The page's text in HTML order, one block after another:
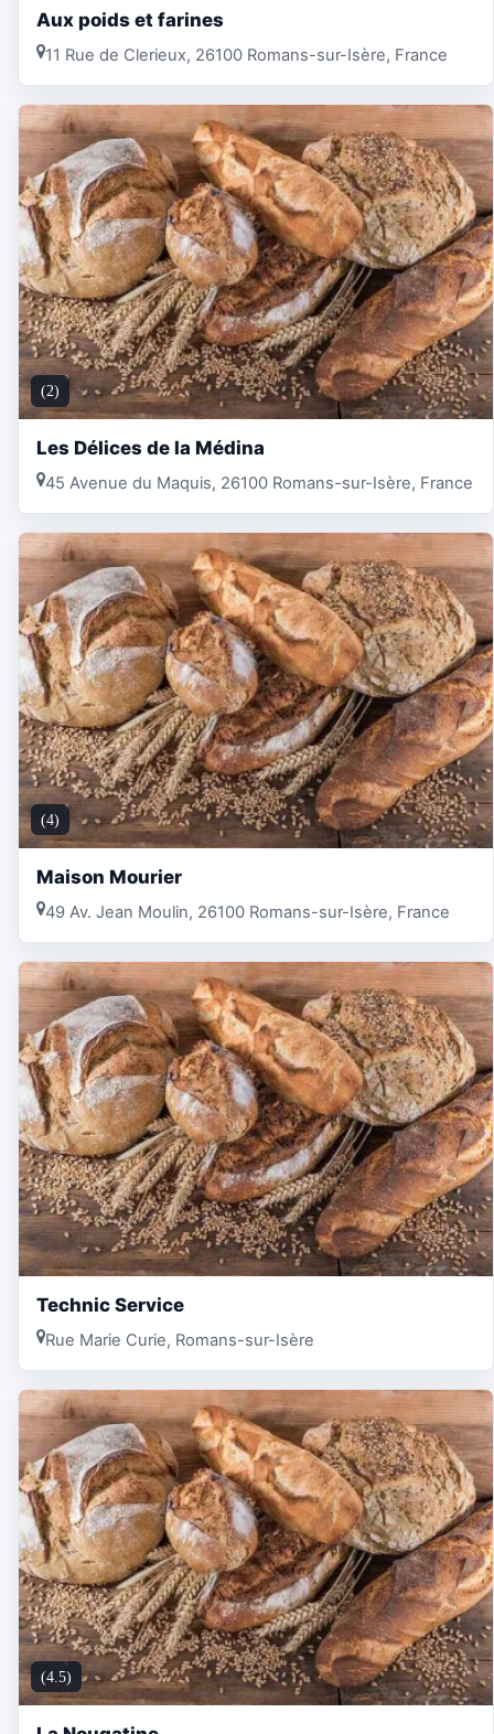
Aux poids et farines
11 Rue de Clerieux, 26100 Romans-sur-Isère, France
(2)
Les Délices de la Médina
45 Avenue du Maquis, 26100 Romans-sur-Isère, France
(4)
Maison Mourier
49 Av. Jean Moulin, 26100 Romans-sur-Isère, France
Technic Service
Rue Marie Curie, Romans-sur-Isère
(4.5)